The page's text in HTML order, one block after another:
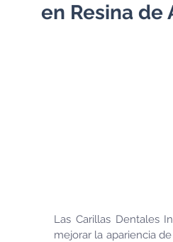
en Resina de
Las Carillas Dentales
mejorar la apariencia